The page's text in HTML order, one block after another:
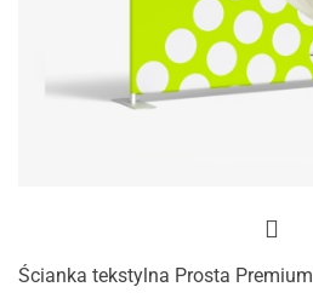
Ścianka tekstylna Prosta Premium